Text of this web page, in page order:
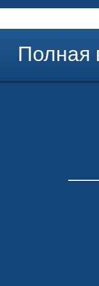
Полная